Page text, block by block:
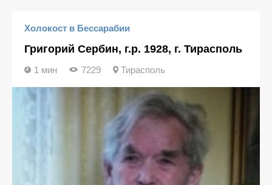
Холокост в Бессарабии
Григорий Сербин, г.р. 1928, г. Тирасполь
1 мин 7229 Тирасполь